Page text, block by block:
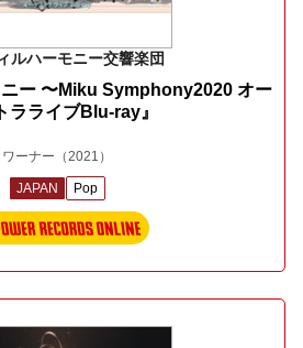
ルハーモニー交響楽団
ニー 〜Miku Symphony2020 オー
ラライブBlu-ray』
ワーナー （2021）
JAPAN Pop